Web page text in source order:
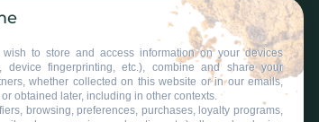
d'activités
à l'infolettre
to store and access information on your devices
device fingerprinting, etc.), combine and share your
whether collected on this website or in our emails,
obtained later, including in other contexts.
browsing, preferences, purchases, loyalty programs,